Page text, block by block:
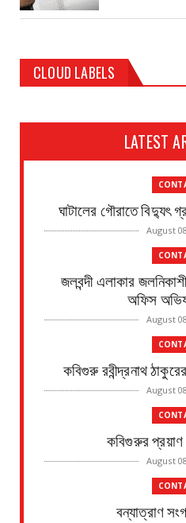
CLOUD LABELS
LATEST
ঘাটালের গৌরাতে বিদ্যুৎ
August
জলবন্দী এলাকার
অফিস
August
কবিগুরু রবীন্দ্রনাথ
August
কবিগুরুর
August
বন্যাত্রাণ